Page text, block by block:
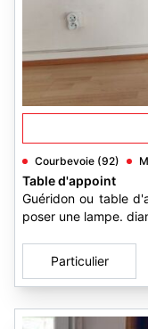
Courbevoie (92)
Table d'appoint
Guéridon ou table
poser une lampe.
Particulier